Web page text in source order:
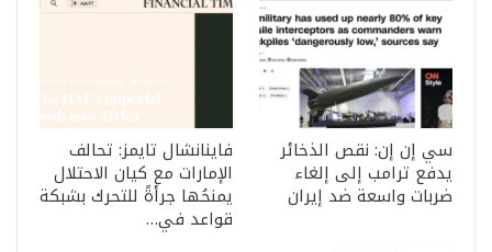
سي إن إن: نقص الذخائر
يدفع ترامب إلى إلغاء
ضربات واسعة ضد إيران
فاينانشال تايمز: تحالف
الإمارات مع كيان الاحتلال
يمنحُها جرأةً للتحرك بشبكة
قواعد في…